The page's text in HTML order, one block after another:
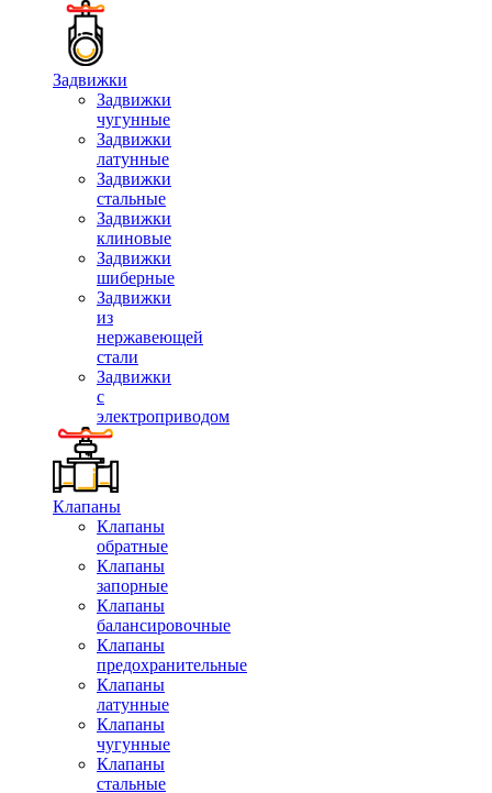
Задвижки
Задвижки
чугунные
Задвижки
латунные
Задвижки
стальные
Задвижки
клиновые
Задвижки
шиберные
Задвижки
из
нержавеющей
стали
Задвижки
с
электроприводом
Клапаны
Клапаны
обратные
Клапаны
запорные
Клапаны
балансировочные
Клапаны
предохранительные
Клапаны
латунные
Клапаны
чугунные
Клапаны
стальные